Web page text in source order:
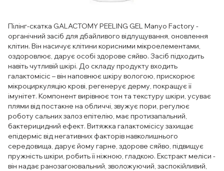
Пілінг-скатка GALACTOMY PEELING GEL Manyo Factory -
органічний засіб для дбайливого відлущування, оновлення
клітин. Він насичує клітини корисними мікроелементами,
оздоровлює, дарує особі здорове сяйво. Засіб підходить
навіть чутливій шкірі. До складу продукту входить
галактомісіс – він наповнює шкіру вологою, прискорює
мікроциркуляцію крові, регенерує дерму, покращує її
імунітет. Компонент вирівнює тон та текстуру шкіри, усуває
плями від постакне на обличчі, звужує пори, регулює
роботу сальних залоз епітелію, має протизапальний,
бактерицидний ефект. Витяжка галактомісісу захищає
епідерміс від негативних факторів навколишнього
середовища, дарує йому гарне, здорове сяйво, підвищує
пружність шкіри, робить її ніжною, гладкою. Екстракт меліси -
він надає ранозагоювальний, зволожуючий, заспокійливий,